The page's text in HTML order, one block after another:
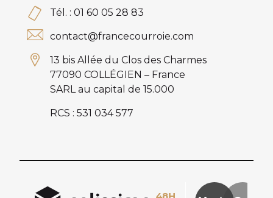
Tél. : 01 60 05 28 83
contact@francecourroie.com
13 bis Allée du Clos des Charmes
77090 COLLÉGIEN – France
SARL au capital de 15.000
RCS : 531 034 577